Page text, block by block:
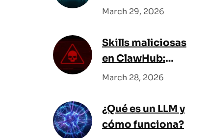
un equipo de IA
March 29, 2026
Skills maliciosas
en ClawHub:
cómo detectarlas
March 28, 2026
¿Qué es un LLM y
cómo funciona?